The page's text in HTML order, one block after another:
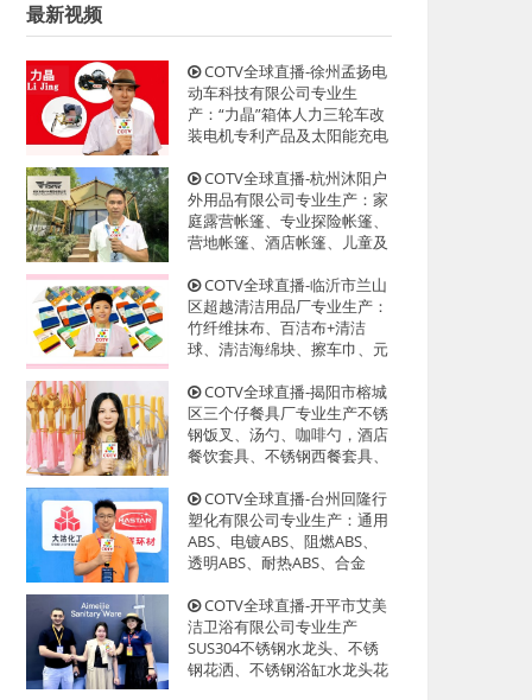
最新视频
COTV全球直播-徐州孟扬电
动车科技有限公司专业生
产：“力晶”箱体人力三轮车改
装电机专利产品及太阳能充电
新、款式多样，欢迎全球新老
客户前来洽谈采购！欢迎大家
光临！
COTV全球直播-杭州沐阳户
外用品有限公司专业生产：家
庭露营帐篷、专业探险帐篷、
营地帐篷、酒店帐篷、儿童及
列产品；设计创新、匠心制
造、款式多样，源头工厂，欢
迎大家光临！
COTV全球直播-临沂市兰山
区超越清洁用品厂专业生产：
竹纤维抹布、百洁布+清洁
球、清洁海绵块、擦车巾、元
抺布等清洁用品，欢迎大家光
临！
COTV全球直播-揭阳市榕城
区三个仔餐具厂专业生产不锈
钢饭叉、汤勺、咖啡勺，酒店
餐饮套具、不锈钢西餐套具、
尚、制造精良、款式多样，现
货供应并承接国内外订单，欢
迎大家光临！
COTV全球直播-台州回隆行
塑化有限公司专业生产：通用
ABS、电镀ABS、阻燃ABS、
透明ABS、耐热ABS、合金
HIPS系列等创新型塑料颗粒产
品，欢迎大家光临！
COTV全球直播-开平市艾美
洁卫浴有限公司专业生产
SUS304不锈钢水龙头、不锈
钢花洒、不锈钢浴缸水龙头花